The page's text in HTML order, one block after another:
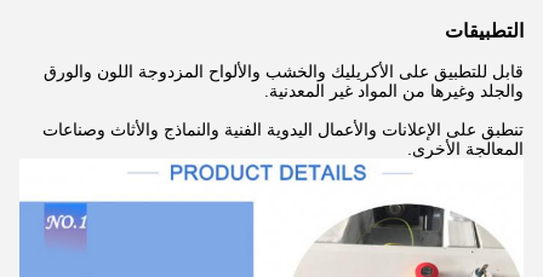
التطبيقات
قابل للتطبيق على الأكريليك والخشب والألواح المزدوجة اللون والورق
والجلد وغيرها من المواد غير المعدنية.
تنطبق على الإعلانات والأعمال اليدوية الفنية والنماذج والأثاث وصناعات
المعالجة الأخرى.